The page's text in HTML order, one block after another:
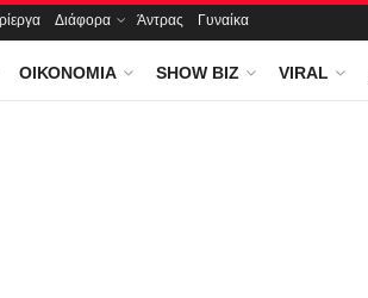
Διάφορα Άντρας Γυναίκα
ΟΙΚΟΝΟΜΊΑ SHOW BIZ VIRAL